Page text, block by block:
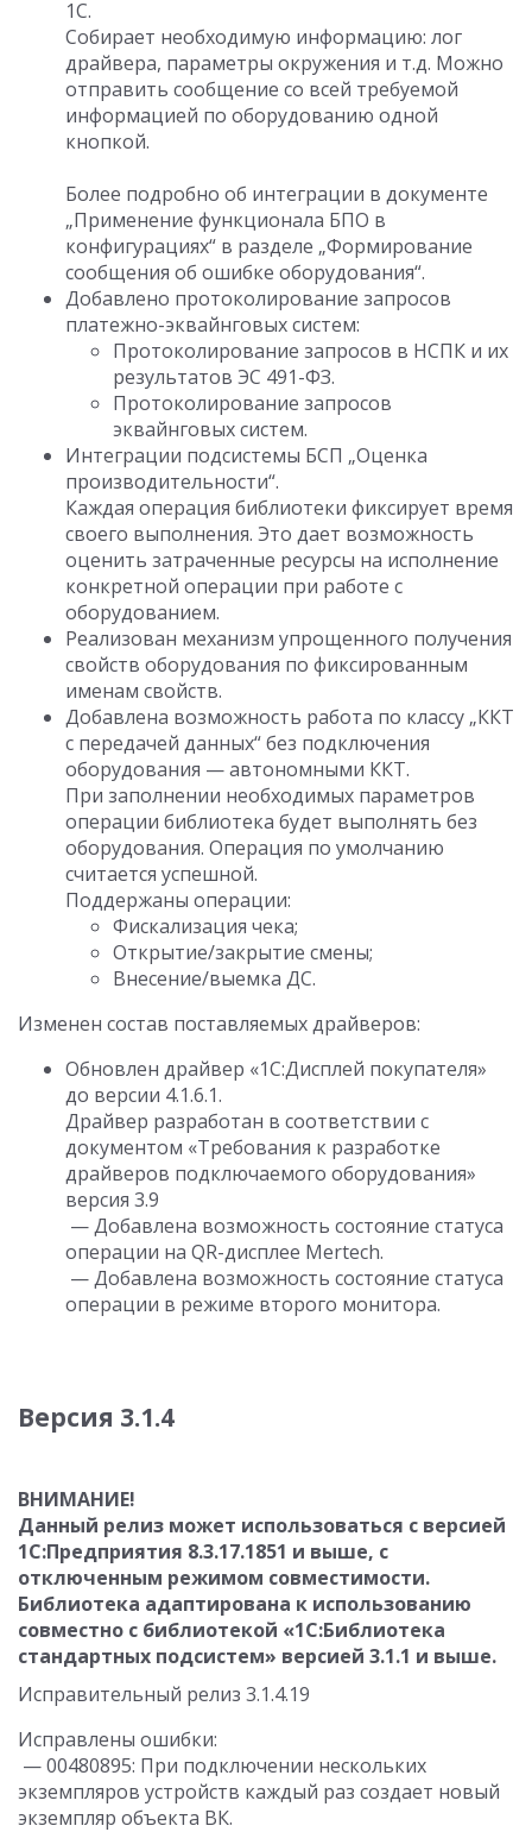
1С.
Собирает необходимую информацию: лог
драйвера, параметры окружения и т.д. Можно
отправить сообщение со всей требуемой
информацией по оборудованию одной
кнопкой.
Более подробно об интеграции в документе
„Применение функционала БПО в
конфигурациях“ в разделе „Формирование
сообщения об ошибке оборудования“.
Добавлено протоколирование запросов
платежно-эквайнговых систем:
Протоколирование запросов в НСПК и их
результатов ЭС 491-ФЗ.
Протоколирование запросов
эквайнговых систем.
Интеграции подсистемы БСП „Оценка
производительности“.
Каждая операция библиотеки фиксирует время
своего выполнения. Это дает возможность
оценить затраченные ресурсы на исполнение
конкретной операции при работе с
оборудованием.
Реализован механизм упрощенного получения
свойств оборудования по фиксированным
именам свойств.
Добавлена возможность работа по классу „ККТ
с передачей данных“ без подключения
оборудования — автономными ККТ.
При заполнении необходимых параметров
операции библиотека будет выполнять без
оборудования. Операция по умолчанию
считается успешной.
Поддержаны операции:
Фискализация чека;
Открытие/закрытие смены;
Внесение/выемка ДС.
Изменен состав поставляемых драйверов:
Обновлен драйвер «1С:Дисплей покупателя»
до версии 4.1.6.1.
Драйвер разработан в соответствии с
документом «Требования к разработке
драйверов подключаемого оборудования»
версия 3.9
— Добавлена возможность состояние статуса
операции на QR-дисплее Mertech.
— Добавлена возможность состояние статуса
операции в режиме второго монитора.
Версия 3.1.4
ВНИМАНИЕ!
Данный релиз может использоваться с версией
1С:Предприятия 8.3.17.1851 и выше, с
отключенным режимом совместимости.
Библиотека адаптирована к использованию
совместно с библиотекой «1С:Библиотека
стандартных подсистем» версией 3.1.1 и выше.
Исправительный релиз 3.1.4.19
Исправлены ошибки:
— 00480895: При подключении нескольких
экземпляров устройств каждый раз создает новый
экземпляр объекта ВК.